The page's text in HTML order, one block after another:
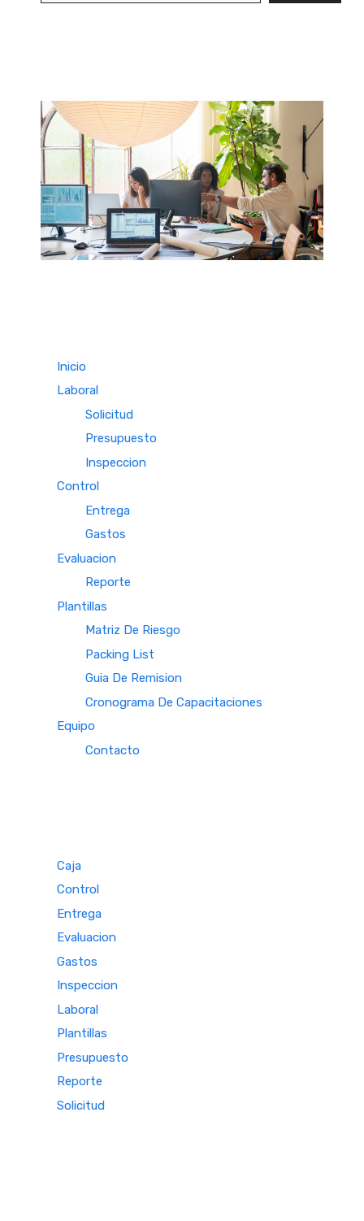
Inicio
Laboral
Solicitud
Presupuesto
Inspeccion
Control
Entrega
Gastos
Evaluacion
Reporte
Plantillas
Matriz De Riesgo
Packing List
Guia De Remision
Cronograma De Capacitaciones
Equipo
Contacto
Caja
Control
Entrega
Evaluacion
Gastos
Inspeccion
Laboral
Plantillas
Presupuesto
Reporte
Solicitud